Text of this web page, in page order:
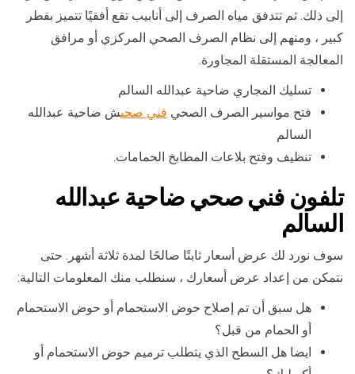
إلى ذلك. ثم تتدفق مياه الصرف إلى أنابيب تقع أفقيًا تتميز بقطر
كبير ، ومنهم إلى نظام الصرف الصحي المركزي أو مرافق
المعالجة المستقلة المجاورة.
تسليك المجاري ضاحية عبدالله السالم
فتح مواسير الصرف الصحي فني صحىش ضاحية عبدالله
السالم
تنظيف وفتح بلاعات المطابخ الحمامات.
تلفون فني صحي ضاحية عبدالله
السالم
سوف نورد لك عرض أسعار ثابتًا صالحًا لمدة ثلاثة أشهر. حتى
نتمكن من إعداد عرض أسعارك ، سنطلب منك المعلومات التالية:
هل سبق أن تم إصلاح حوض الاستحمام أو حوض الاستحمام
أو الحمام من قبل؟
ايضا هل السطح الذي يتطلب ترميم حوض الاستحمام أو